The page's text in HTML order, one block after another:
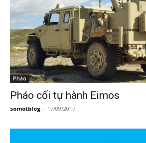
Pháo
Pháo cối tự hành Eimos
somotblog - 17/09/2017